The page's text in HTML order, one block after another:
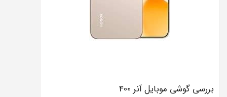
بررسی گوشی موبایل آنر 400